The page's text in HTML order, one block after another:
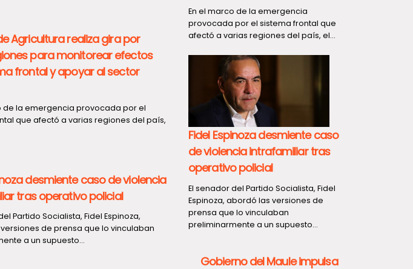
Agricultura realiza gira por
para monitorear efectos
frontal y apoyar al sector
de la emergencia provocada por el
que afectó a varias regiones del país,
desmiente caso de violencia
tras operativo policial
Partido Socialista, Fidel Espinoza,
de prensa que lo vinculaban
a un supuesto...
En el marco de la emergencia
provocada por el sistema frontal que
afectó a varias regiones del país, el...
Fidel Espinoza desmiente caso
de violencia intrafamiliar tras
operativo policial
El senador del Partido Socialista, Fidel
Espinoza, abordó las versiones de
prensa que lo vinculaban
preliminarmente a un supuesto...
Gobierno del Maule impulsa